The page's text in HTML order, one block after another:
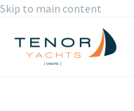
Skip to main content